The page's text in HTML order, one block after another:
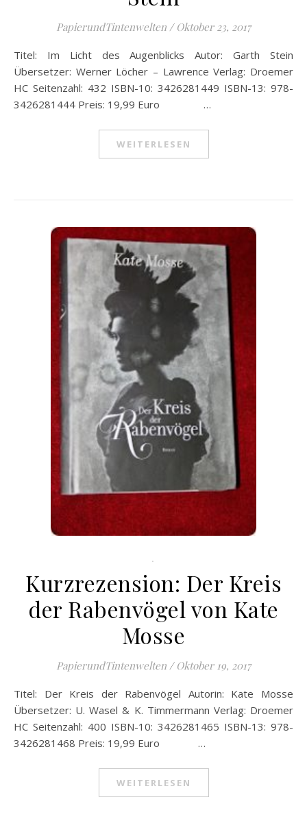
PapierundTintenwelten / Oktober 23, 2017
Titel: Im Licht des Augenblicks Autor: Garth Stein
Übersetzer: Werner Löcher – Lawrence Verlag: Droemer
HC Seitenzahl: 432 ISBN-10: 3426281449 ISBN-13: 978-
3426281444 Preis: 19,99 Euro …
WEITERLESEN
.
Kurzrezension: Der Kreis
der Rabenvögel von Kate
Mosse
PapierundTintenwelten / Oktober 19, 2017
Titel: Der Kreis der Rabenvögel Autorin: Kate Mosse
Übersetzer: U. Wasel & K. Timmermann Verlag: Droemer
HC Seitenzahl: 400 ISBN-10: 3426281465 ISBN-13: 978-
3426281468 Preis: 19,99 Euro …
WEITERLESEN